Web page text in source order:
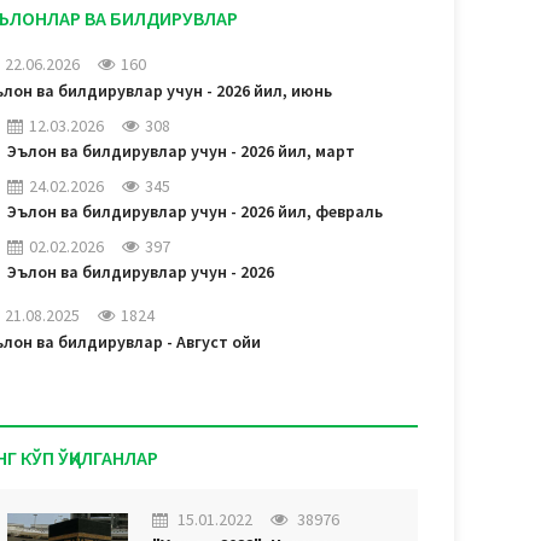
ВА БИЛДИРУВЛАР
22.06.2026
160
ва билдирувлар учун - 2026 йил, июнь
12.03.2026
308
Эълон ва билдирувлар учун - 2026 йил, март
24.02.2026
345
Эълон ва билдирувлар учун - 2026 йил, февраль
02.02.2026
397
Эълон ва билдирувлар учун - 2026
21.08.2025
1824
ва билдирувлар - Август ойи
КЎП ЎҚИЛГАНЛАР
15.01.2022
38976